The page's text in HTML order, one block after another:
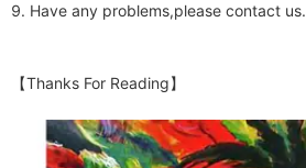
9. Have any problems,please contact us.
【Thanks For Reading】